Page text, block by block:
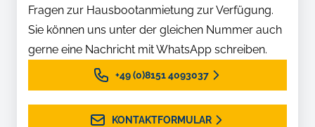
Fragen zur Hausbootanmietung zur Verfügung.
Sie können uns unter der gleichen Nummer auch
gerne eine Nachricht mit WhatsApp schreiben.
+49 (0)8151 4093037
KONTAKTFORMULAR